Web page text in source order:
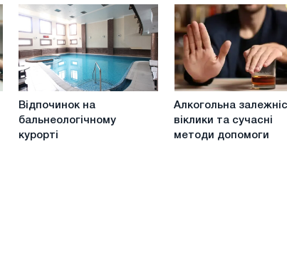
в
Beauty
Clinic
Відпочинок
на
бальнеологічному
курорті
Відпочинок на
бальнеологічному
курорті
Алкогольна
залежність:
Алкогольна
віклики та сучасні
методи допомоги